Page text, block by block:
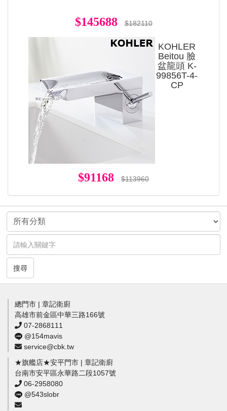
$145688 $182110
KOHLER
Beitou 臉
盆龍頭 K-
99856T-4-
CP
$91168 $113960
搜尋
總門市 | 章記衛廚
高雄市前金區中華三路166號
07-2868111
@154mavis
service@cbk.tw
★旗艦店★安平門市 | 章記衛廚
台南市安平區永華路二段1057號
06-2958080
@543slobr